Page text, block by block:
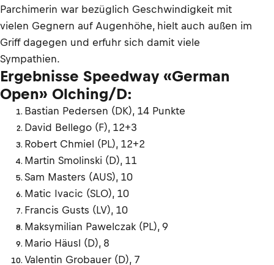
Parchimerin war bezüglich Geschwindigkeit mit
vielen Gegnern auf Augenhöhe, hielt auch außen im
Griff dagegen und erfuhr sich damit viele
Sympathien.
Ergebnisse Speedway «German
Open» Olching/D:
Bastian Pedersen (DK), 14 Punkte
David Bellego (F), 12+3
Robert Chmiel (PL), 12+2
Martin Smolinski (D), 11
Sam Masters (AUS), 10
Matic Ivacic (SLO), 10
Francis Gusts (LV), 10
Maksymilian Pawelczak (PL), 9
Mario Häusl (D), 8
Valentin Grobauer (D), 7